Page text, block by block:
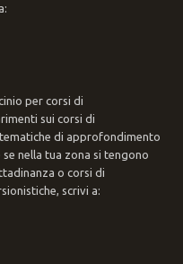
per corsi di
sui corsi di
di approfondimento
nella tua zona si tengono
o corsi di
scrivi a: